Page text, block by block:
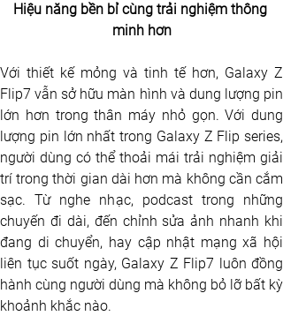
Hiệu năng bền bỉ cùng trải nghiệm thông
minh hơn
Với thiết kế mỏng và tinh tế hơn, Galaxy Z
Flip7 vẫn sở hữu màn hình và dung lượng pin
lớn hơn trong thân máy nhỏ gọn. Với dung
lượng pin lớn nhất trong Galaxy Z Flip series,
người dùng có thể thoải mái trải nghiệm giải
trí trong thời gian dài hơn mà không cần cắm
sạc. Từ nghe nhạc, podcast trong những
chuyến đi dài, đến chỉnh sửa ảnh nhanh khi
đang di chuyển, hay cập nhật mạng xã hội
liên tục suốt ngày, Galaxy Z Flip7 luôn đồng
hành cùng người dùng mà không bỏ lỡ bất kỳ
khoảnh khắc nào.